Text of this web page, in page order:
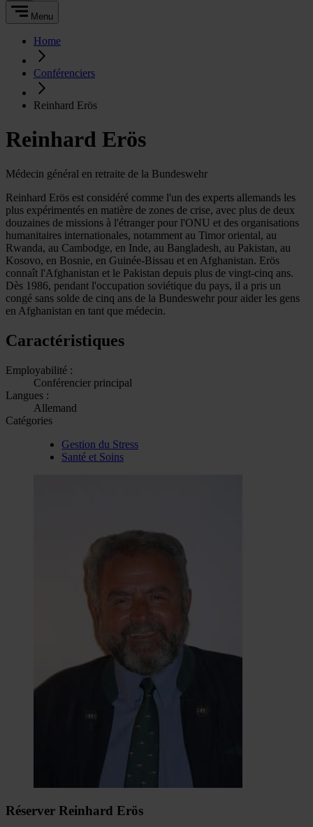
Menu
Home
Conférenciers
Reinhard Erös
Reinhard Erös
Médecin général en retraite de la Bundeswehr
Reinhard Erös est considéré comme l'un des experts allemands les
plus expérimentés en matière de zones de crise, avec plus de deux
douzaines de missions à l'étranger pour l'ONU et des organisations
humanitaires internationales, notamment au Timor oriental, au
Rwanda, au Cambodge, en Inde, au Bangladesh, au Pakistan, au
Kosovo, en Bosnie, en Guinée-Bissau et en Afghanistan. Erös
connaît l'Afghanistan et le Pakistan depuis plus de vingt-cinq ans.
Dès 1986, pendant l'occupation soviétique du pays, il a pris un
congé sans solde de cinq ans de la Bundeswehr pour aider les gens
en Afghanistan en tant que médecin.
Caractéristiques
Employabilité :
Conférencier principal
Langues :
Allemand
Catégories
Gestion du Stress
Santé et Soins
Réserver Reinhard Erös